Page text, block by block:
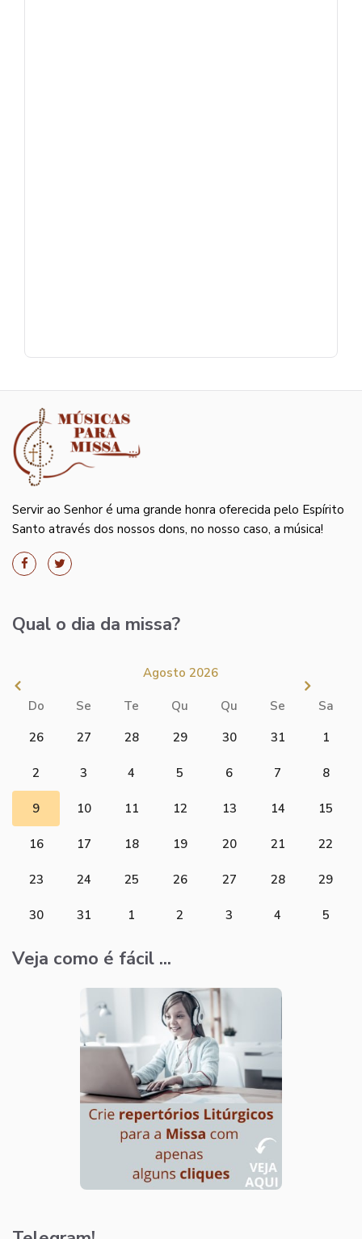
Servir ao Senhor é uma grande honra oferecida pelo Espírito
Santo através dos nossos dons, no nosso caso, a música!
Qual o dia da missa?
Agosto 2026
Do Se Te Qu Qu Se
Sa
26
27 28 29 30 31 1
2 3 4 5 6 7 8
9 10 11 12 13 14 15
16 17 18 19 20 21 22
23 24 25 26 27 28 29
30 31 1 2 3 4 5
Veja como é fácil ...